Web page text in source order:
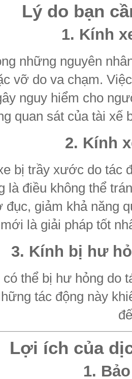
Lý do bạn
1. Kính
những nguyên
vỡ do va chạm.
nguy hiểm cho
quan sát của tài xế
2. Kính
bị trầy xước do tác
là điều không thể
đục, giảm khả năng
mới là giải pháp tốt
3. Kính bị hư
có thể bị hư hỏng do
tác động này
Lợi ích của
1.